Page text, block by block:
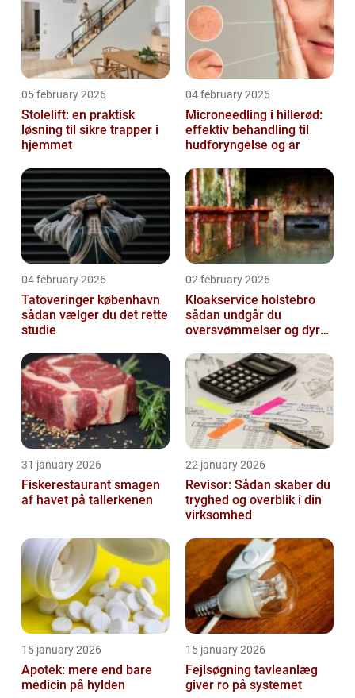
05 february 2026
Stolelift: en praktisk
løsning til sikre trapper i
hjemmet
04 february 2026
Microneedling i hillerød:
effektiv behandling til
hudforyngelse og ar
04 february 2026
Tatoveringer københavn
sådan vælger du det rette
studie
02 february 2026
Kloakservice holstebro
sådan undgår du
oversvømmelser og dyre
31 january 2026
Fiskerestaurant smagen
af havet på tallerkenen
22 january 2026
Revisor: Sådan skaber du
tryghed og overblik i din
virksomhed
15 january 2026
Apotek: mere end bare
medicin på hylden
15 january 2026
Fejlsøgning tavleanlæg
giver ro på systemet